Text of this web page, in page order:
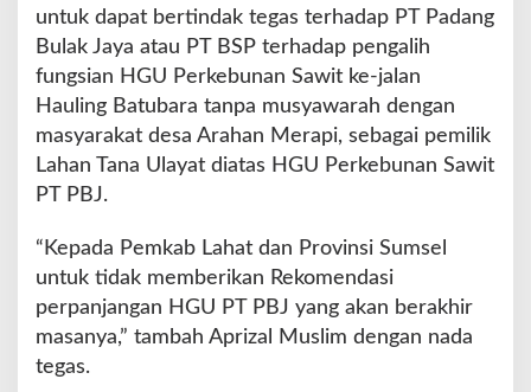
untuk dapat bertindak tegas terhadap PT Padang
Bulak Jaya atau PT BSP terhadap pengalih
fungsian HGU Perkebunan Sawit ke-jalan
Hauling Batubara tanpa musyawarah dengan
masyarakat desa Arahan Merapi, sebagai pemilik
Lahan Tana Ulayat diatas HGU Perkebunan Sawit
PT PBJ.
“Kepada Pemkab Lahat dan Provinsi Sumsel
untuk tidak memberikan Rekomendasi
perpanjangan HGU PT PBJ yang akan berakhir
masanya,” tambah Aprizal Muslim dengan nada
tegas.